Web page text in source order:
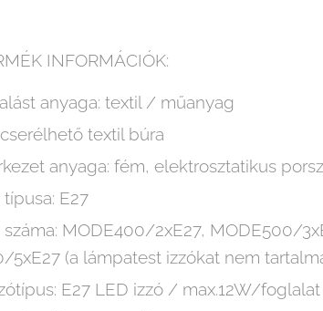
INFORMÁCIÓK:
anyaga: textil / műanyag
textil búra
anyaga: fém, elektrosztatikus
E27
MODE400/2xE27, MODE500/
5xE27 (a lámpatest izzókat nem
E27 LED izzó / max.12W/